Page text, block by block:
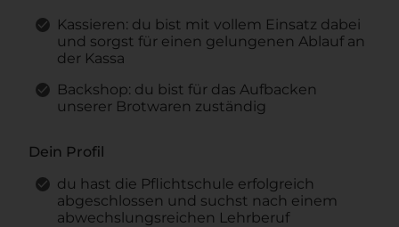
Kassieren: du bist mit vollem Einsatz dabei
und sorgst für einen gelungenen Ablauf an
der Kassa
Backshop: du bist für das Aufbacken
unserer Brotwaren zuständig
Dein Profil
du hast die Pflichtschule erfolgreich
abgeschlossen und suchst nach einem
abwechslungsreichen Lehrberuf